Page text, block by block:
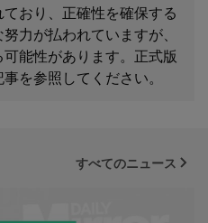
おり、正確性を確保する
力が払われていますが、
能性があります。正式版
を参照してください。
すべてのニュース